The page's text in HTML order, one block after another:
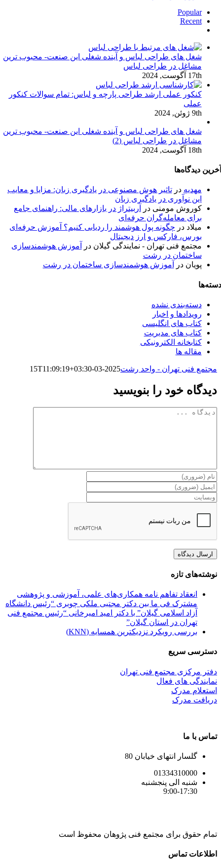
Popular
Recent
شغل های طراحی لباس و آینده شغلی این صنعت- محبوب ترین
مشاغل در طراحی لباس
17th آگوست, 2024
کنکور عملی ارشد طراحی پارچه و لباس: تمام سوالات کنکور
عملی
9th ژوئن, 2024
شغل های طراحی لباس و آینده شغلی این صنعت- محبوب ترین
مشاغل در طراحی لباس (2)
18th آگوست, 2024
آخرین دیدگاه‌ها
مهدیه درتاثیر هوش مصنوعی در یادگیری زبان: مزایا و معایب
این نوآوری در یادگیری زبان
کوروش مومنی در
آربیتراژ در بازارهای مالی: راهنمای جامع
برای معامله‌گران حرفه‌ای
میلاد در چگونه پول هوشمند را ردیابی کنیم؟ آموزش حرفه‌ای
بورس، فارکس و ارز دیجیتال
مجتمع فنی تهران - نمایندگی گیلان در
آموزش هوشمندسازی
ساختمان در رشت
پویان در آموزش هوشمندسازی ساختمان در رشت
دسته‌ها
دسته‌بندی نشده
رویدادها و اخبار
کتاب های انگلیسی
کتاب های مدیریت
کتابخانه الکترونیکی
مقاله ها
مجتمع فنی تهران - واحد رشت2025-03-15T11:09:19+03:30
دیدگاه خود را بنویسید
دیدگاه
نوشته‌های تازه
انعقاد تفاهم نامه همکاری‌های علمی، آموزشی و پژوهشی
مشترک فی ما بین دکتر مجتبی ملکی چوبری “رئیس دانشگاه
آزاد اسلامی گیلان” با دکتر امید امیرخانی “رئیس مجتمع فنی
تهران در استان گیلان”
بررسی رویکرد نزدیکترین همسایه (KNN)
دسترسی سریع
دفتر مرکزی مجتمع فنی تهران
نمایندگی های فعال
استعلام مدرک
دریافت مدرک
تماس با ما
گلسار انتهای خیابان 80
01334310000
شنبه الی پنجشنبه
9:00-17:30
تمام حقوق برای مجتمع فنی پژوهان محفوظ است
Instagram
LinkedIn
Toggle
اطلاعات تماس